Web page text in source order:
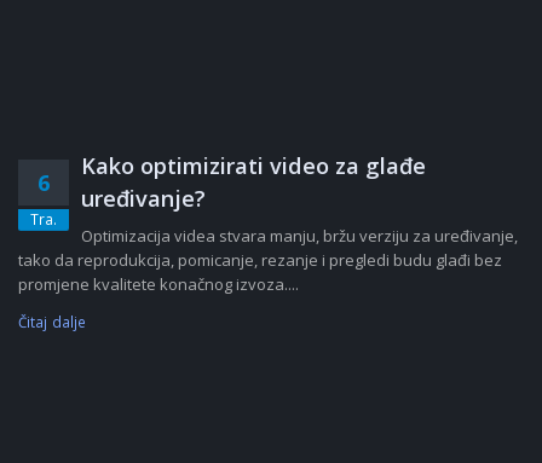
6
Tra.
Kako optimizirati video za glađe
uređivanje?
Optimizacija videa stvara manju, bržu verziju za uređivanje,
tako da reprodukcija, pomicanje, rezanje i pregledi budu glađi bez
promjene kvalitete konačnog izvoza....
Čitaj dalje